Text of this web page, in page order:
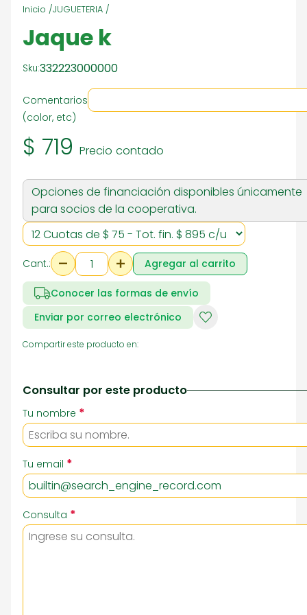
Inicio /JUGUETERIA /
Jaque k
Sku:332223000000
Comentarios
(color, etc)
$ 719 Precio contado
Opciones de financiación disponibles únicamente
para socios de la cooperativa.
Cant.: Agregar al carrito
Conocer las formas de envío
Enviar por correo electrónico
Compartir este producto en:
Consultar por este producto
Tu nombre *
Tu email *
Consulta *